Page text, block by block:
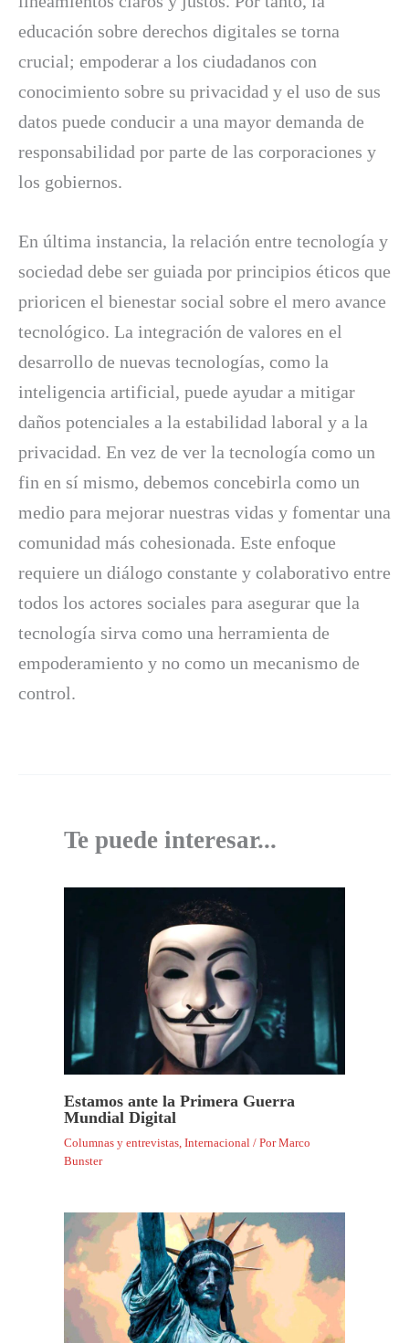
educación sobre derechos digitales se torna
crucial; empoderar a los ciudadanos con
conocimiento sobre su privacidad y el uso de sus
datos puede conducir a una mayor demanda de
responsabilidad por parte de las corporaciones y
los gobiernos.
En última instancia, la relación entre tecnología y
sociedad debe ser guiada por principios éticos que
prioricen el bienestar social sobre el mero avance
tecnológico. La integración de valores en el
desarrollo de nuevas tecnologías, como la
inteligencia artificial, puede ayudar a mitigar
daños potenciales a la estabilidad laboral y a la
privacidad. En vez de ver la tecnología como un
fin en sí mismo, debemos concebirla como un
medio para mejorar nuestras vidas y fomentar una
comunidad más cohesionada. Este enfoque
requiere un diálogo constante y colaborativo entre
todos los actores sociales para asegurar que la
tecnología sirva como una herramienta de
empoderamiento y no como un mecanismo de
control.
Te puede interesar...
Estamos ante la Primera Guerra
Mundial Digital
Columnas y entrevistas,Internacional / PorMarco
Bunster